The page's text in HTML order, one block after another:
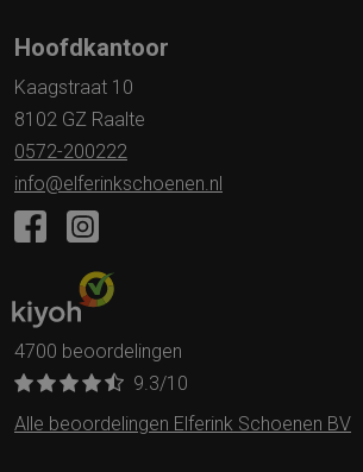
Hoofdkantoor
Kaagstraat 10
8102 GZ Raalte
0572-200222
info@elferinkschoenen.nl
4700 beoordelingen
9.3/10
Alle beoordelingen Elferink Schoenen BV